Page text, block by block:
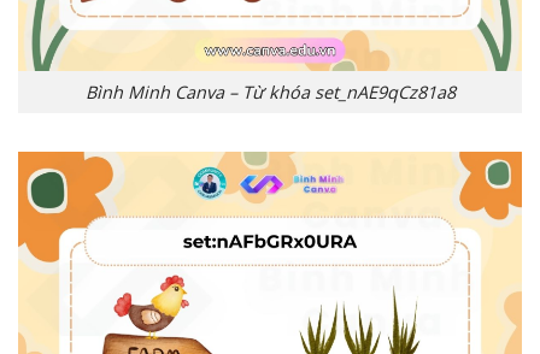
Bình Minh Canva – Từ khóa set_nAE9qCz81a8